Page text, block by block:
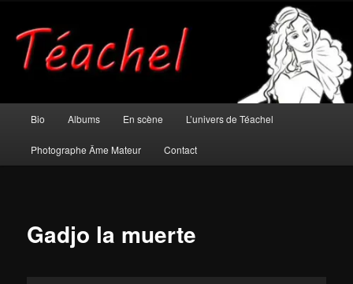
contenu
principalTéachel
principal
Bio Albums En scène L’univers de Téachel
Photographe Âme Mateur Contact
Gadjo la muerte